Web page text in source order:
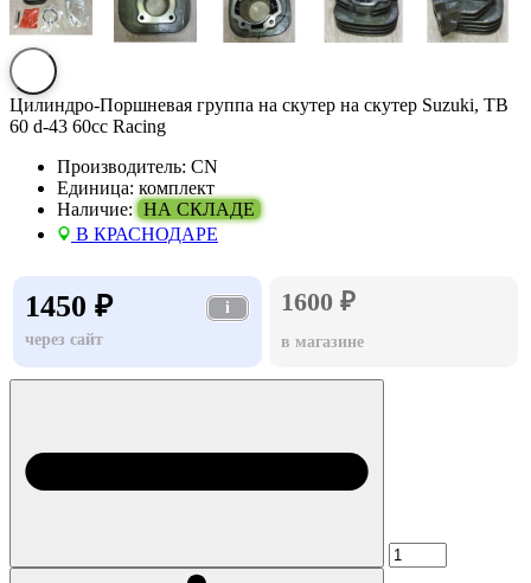
Цилиндро-Поршневая группа на скутер на скутер Suzuki, TB
60 d-43 60сс Racing
Производитель: CN
Единица: комплект
Наличие: НА СКЛАДЕ
В КРАСНОДАРЕ
1450 ₽
i
через сайт
1600 ₽
в магазине